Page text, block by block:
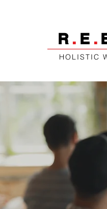
R . E .
HOLISTIC